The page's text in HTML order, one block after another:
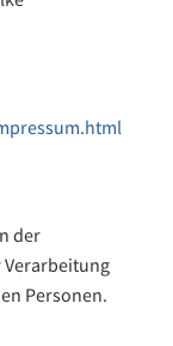
der
Personen.